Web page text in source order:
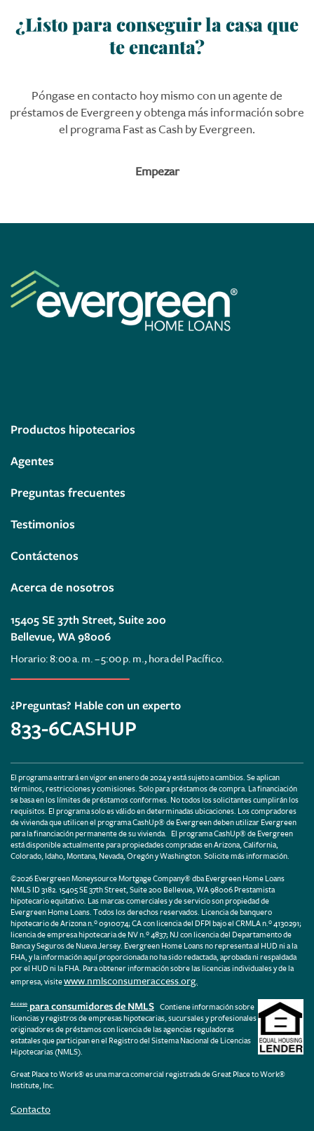
¿Listopara conseguir la casa que
teencanta?
Póngase en contacto hoy mismo con un agente de
préstamos de Evergreen y obtenga más información sobre
el programa Fast as Cash by Evergreen.
Empezar
Productos hipotecarios
Agentes
Preguntas frecuentes
Testimonios
Contáctenos
Acerca de nosotros
15405 SE 37th Street, Suite 200
Bellevue, WA 98006
Horario: 8:00 a. m. – 5:00 p. m., hora del Pacífico.
¿Preguntas? Hable con un experto
833-6CASHUP
El programa entrará en vigor en enero de 2024 y está sujeto a cambios. Se aplican
términos, restricciones y comisiones. Solo para préstamos de compra. La financiación
se basa en los límites de préstamos conformes. No todos los solicitantes cumplirán los
requisitos. El programa solo es válido en determinadas ubicaciones. Los compradores
de vivienda que utilicen el programa CashUp® de Evergreen deben utilizar Evergreen
para la financiación permanente de su vivienda. El programa CashUp® de Evergreen
está disponible actualmente para propiedades compradas en Arizona, California,
Colorado, Idaho, Montana, Nevada, Oregón y Washington. Solicite más información.
©2026 Evergreen Moneysource Mortgage Company® dba Evergreen Home Loans
NMLS ID 3182. 15405 SE 37th Street, Suite 200 Bellevue, WA 98006 Prestamista
hipotecario equitativo. Las marcas comerciales y de servicio son propiedad de
Evergreen Home Loans. Todos los derechos reservados. Licencia de banquero
hipotecario de Arizona n.º 0910074; CA con licencia del DFPI bajo el CRMLA n.º 4130291;
licencia de empresa hipotecaria de NV n.º 4837; NJ con licencia del Departamento de
Banca y Seguros de Nueva Jersey. Evergreen Home Loans no representa al HUD ni a la
FHA, y la información aquí proporcionada no ha sido redactada, aprobada ni respaldada
por el HUD ni la FHA. Para obtener información sobre las licencias individuales y de la
empresa, visitewww.nmlsconsumeraccess.org.
Acceso para consumidores de NMLS Contiene información sobre
licencias y registros de empresas hipotecarias, sucursales y profesionales
originadores de préstamos con licencia de las agencias reguladoras
estatales que participan en el Registro del Sistema Nacional de Licencias
Hipotecarias (NMLS).
Great Place to Work® es una marca comercial registrada de Great Place to Work®
Institute, Inc.
Contacto